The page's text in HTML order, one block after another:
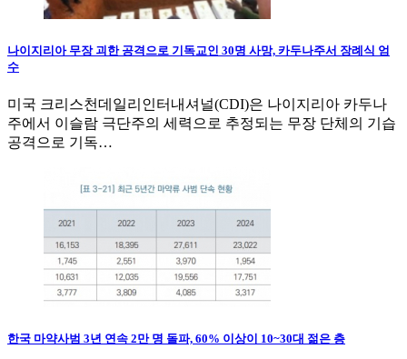
나이지리아 무장 괴한 공격으로 기독교인 30명 사망, 카두나주서 장례식 엄
수
미국 크리스천데일리인터내셔널(CDI)은 나이지리아 카두나
주에서 이슬람 극단주의 세력으로 추정되는 무장 단체의 기습
공격으로 기독…
한국 마약사범 3년 연속 2만 명 돌파, 60% 이상이 10~30대 젊은 층